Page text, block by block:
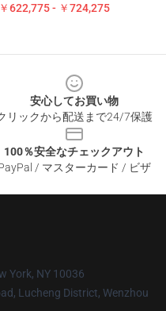
￥622,775 - ￥724,275
安心してお買い物
リックから配送まで24/7保護
100％安全なチェックアウト
/ マスターカード / ビザ
York, NY 10036
Lucheng District, Wenzhou